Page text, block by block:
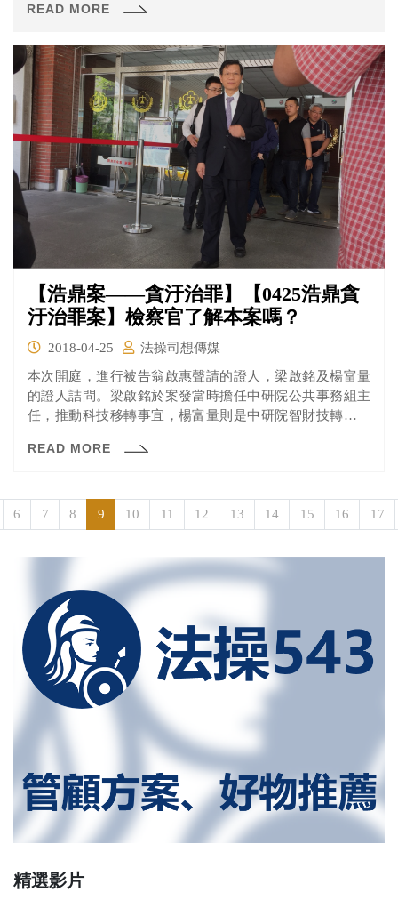
總經理常梅峯、陳茂嘉、屏東廠廠長曾啟明、品管組組長
院花了1年的時間，仔細審理後，給予全數被告「無罪」的
判決！
READ MORE
【浩鼎案——貪汙治罪】【0425浩鼎貪
汙治罪案】檢察官了解本案嗎？
2018-04-25
法操司想傳媒
本次開庭，進行被告翁啟惠聲請的證人，梁啟銘及楊富量
的證人詰問。梁啟銘於案發當時擔任中研院公共事務組主
任，推動科技移轉事宜，楊富量則是中研院智財技轉處的
業者派員至中研院學習是如何規範的？
READ MORE
6 7 8 9 10 11 12 13 14 15 16 17
精選影片